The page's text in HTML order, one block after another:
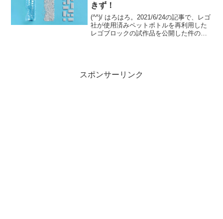
きず！
(^^)/ はろはろ。2021/6/24の記事で、レゴ
社が使用済みペットボトルを再利用した
レゴブロックの試作品を公開した件の続
スポンサーリンク